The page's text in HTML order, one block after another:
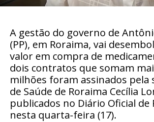
A gestão do governo de
(PP), em Roraima, vai
valor em compra de
dois contratos que somam
milhões foram assinados pela
de Saúde de Roraima Cecília
publicados no Diário Oficial de
nesta quarta-feira (17).